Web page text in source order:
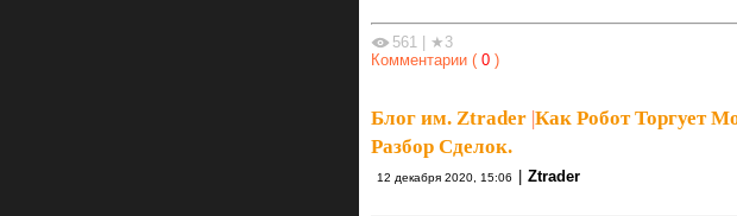
561
★3
Комментарии ( 0 )
Блог им. Ztrader |Как Робот Торгует
Разбор Сделок.
12 декабря 2020, 15:06 Ztrader